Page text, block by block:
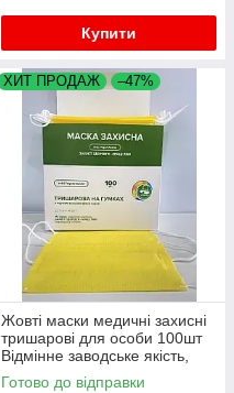
Купити
ХИТ ПРОДАЖ –47%
Жовті маски медичні захисні
тришарові для особи 100шт
Відмінне заводське якість,
пайка
Готово до відправки